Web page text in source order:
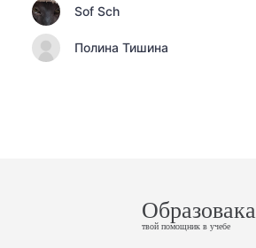
Sof Sch
Полина Тишина
Образовака
твой помощник в учебе